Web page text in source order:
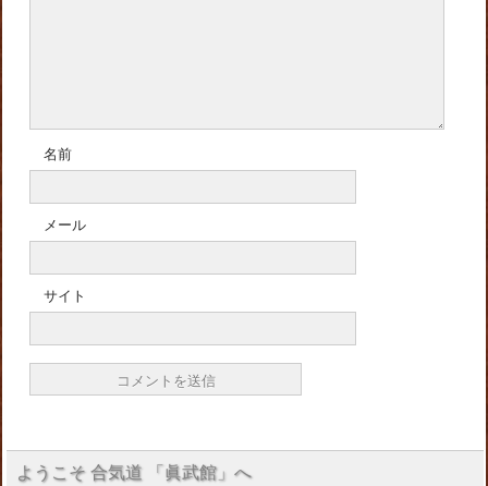
名前
メール
サイト
ようこそ 合気道 「眞武館」へ